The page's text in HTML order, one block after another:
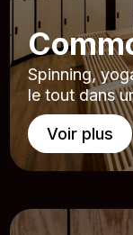
Spinning,
le tout dans
Voir plus